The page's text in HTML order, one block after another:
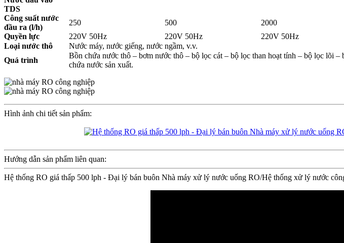
TDS
Công suất nước
đầu ra (l/h)
250 500 2000
Quyền lực
220V 50Hz 220V 50Hz 220V 50Hz
Loại nước thô
Nước máy, nước giếng, nước ngầm, v.v.
Quá trình
Bồn chứa nước thô – bơm nước thô – bộ lọc cát – bộ lọc than hoạt tính – bộ lọc lõi –
chứa nước sản xuất.
Hình ảnh chi tiết sản phẩm:
Hướng dẫn sản phẩm liên quan:
Hệ thống RO giá thấp 500 lph - Đại lý bán buôn Nhà máy xử lý nước uống RO/Hệ thống xử lý nước